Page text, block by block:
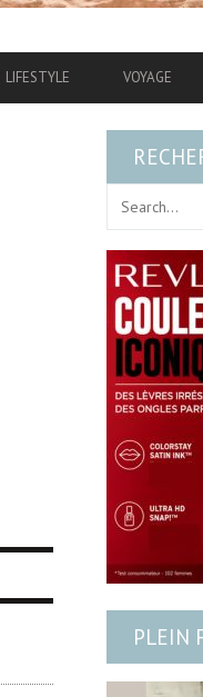
LIFESTYLE VOYAGE
PLEIN